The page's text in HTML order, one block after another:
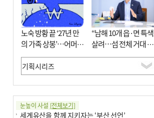
노숙 방황 끝 ‘27년 만
의 가족 상봉’…어머니
와 행복 꿈꿔
“남해 10개 읍·면 특색
살려…섬 전체 거대 정
원으로 조성”
눈높이 사설 [전체보기]
세계유산을 함께 지키자는 ‘부산 선언’